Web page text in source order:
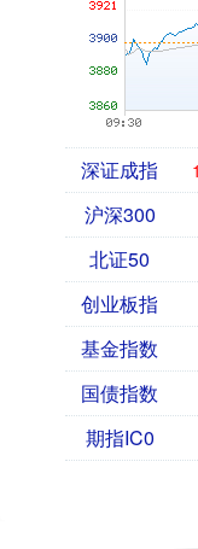
深证成指
沪深300
北证50
创业板指
基金指数
国债指数
期指IC0